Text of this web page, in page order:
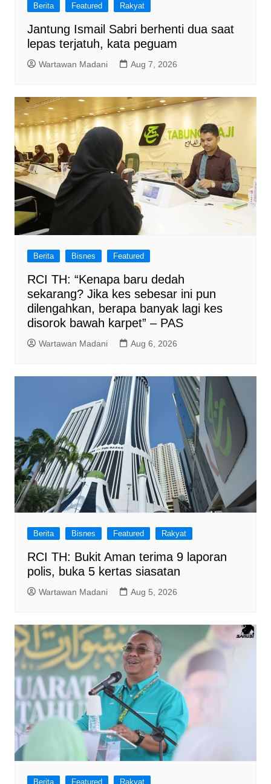
Berita Featured Rakyat
Jantung Ismail Sabri berhenti dua saat
lepas terjatuh, kata peguam
Wartawan Madani Aug 7, 2026
Berita Bisnes Featured
RCI TH: “Kenapa baru dedah
sekarang? Jika kes sebesar ini pun
dilengahkan, berapa banyak lagi kes
disorok bawah karpet” – PAS
Wartawan Madani Aug 6, 2026
Berita Bisnes Featured Rakyat
RCI TH: Bukit Aman terima 9 laporan
polis, buka 5 kertas siasatan
Wartawan Madani Aug 5, 2026
Berita Featured Rakyat